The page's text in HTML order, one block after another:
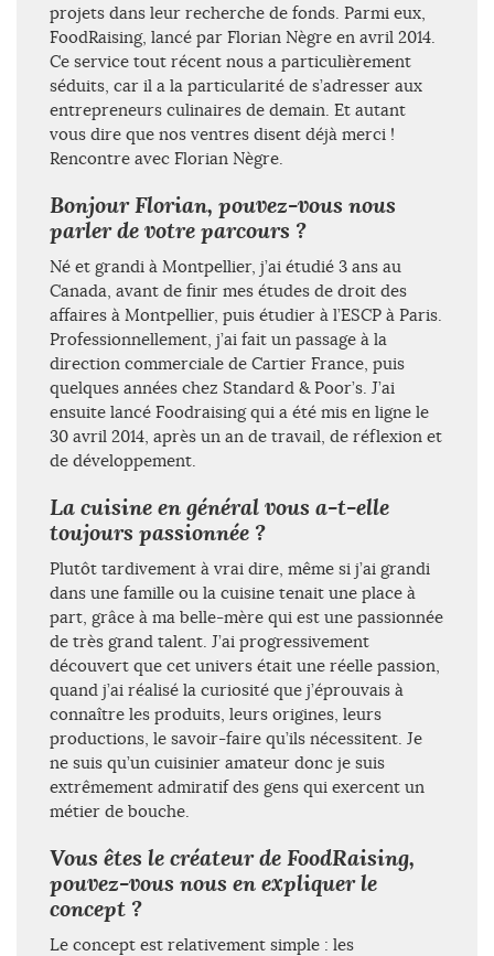
projets dans leur recherche de fonds. Parmi eux,
FoodRaising, lancé par Florian Nègre en avril 2014.
Ce service tout récent nous a particulièrement
séduits, car il a la particularité de s’adresser aux
entrepreneurs culinaires de demain. Et autant
vous dire que nos ventres disent déjà merci !
Rencontre avec Florian Nègre.
Bonjour Florian, pouvez-vous nous
parler de votre parcours ?
Né et grandi à Montpellier, j’ai étudié 3 ans au
Canada, avant de finir mes études de droit des
affaires à Montpellier, puis étudier à l’ESCP à Paris.
Professionnellement, j’ai fait un passage à la
direction commerciale de Cartier France, puis
quelques années chez Standard & Poor’s. J’ai
ensuite lancé Foodraising qui a été mis en ligne le
30 avril 2014, après un an de travail, de réflexion et
de développement.
La cuisine en général vous a-t-elle
toujours passionnée ?
Plutôt tardivement à vrai dire, même si j’ai grandi
dans une famille ou la cuisine tenait une place à
part, grâce à ma belle-mère qui est une passionnée
de très grand talent. J’ai progressivement
découvert que cet univers était une réelle passion,
quand j’ai réalisé la curiosité que j’éprouvais à
connaître les produits, leurs origines, leurs
productions, le savoir-faire qu’ils nécessitent. Je
ne suis qu’un cuisinier amateur donc je suis
extrêmement admiratif des gens qui exercent un
métier de bouche.
Vous êtes le créateur de FoodRaising,
pouvez-vous nous en expliquer le
concept ?
Le concept est relativement simple : les